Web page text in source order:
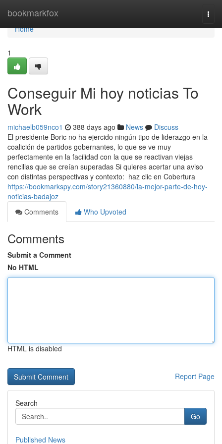
bookmarkfox
Home
Home
1
Conseguir Mi hoy noticias To
Work
michaelb059nco1 388 days ago News
Discuss
El presidente Boric no ha ejercido ningún tipo de liderazgo en la
coalición de partidos gobernantes, lo que se ve muy
perfectamente en la facilidad con la que se reactivan viejas
rencillas que se creían superadas Si quieres acertar una aviso
con distintas perspectivas y contexto: haz clic en Cobertura
https://bookmarkspy.com/story21360880/la-mejor-parte-de-hoy-
noticias-badajoz
Comments
Who Upvoted
Comments
Submit a Comment
No HTML
HTML is disabled
Report Page
Search
Go
Published News